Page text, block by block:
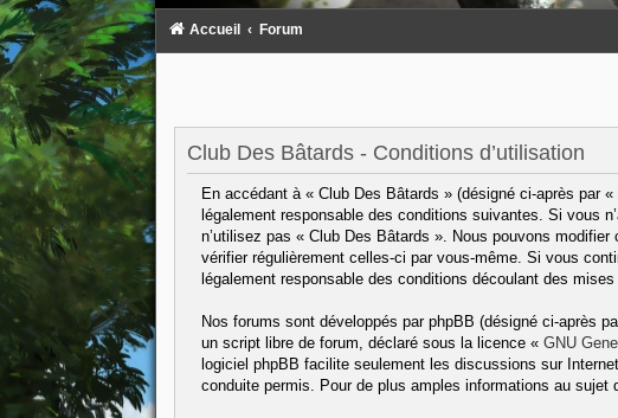
Accueil Forum
Club Des Bâtards - Conditions d’utilisation
En accédant à « Club Des Bâtards » (désigné ci-après par
légalement responsable des conditions suivantes. Si vous
n’utilisez pas « Club Des Bâtards ». Nous pouvons
vérifier régulièrement celles-ci par vous-même. Si vous
légalement responsable des conditions découlant des
Nos forums sont développés par phpBB (désigné ci-après
un script libre de forum, déclaré sous la licence « GNU
logiciel phpBB facilite seulement les discussions sur
conduite permis. Pour de plus amples informations au sujet